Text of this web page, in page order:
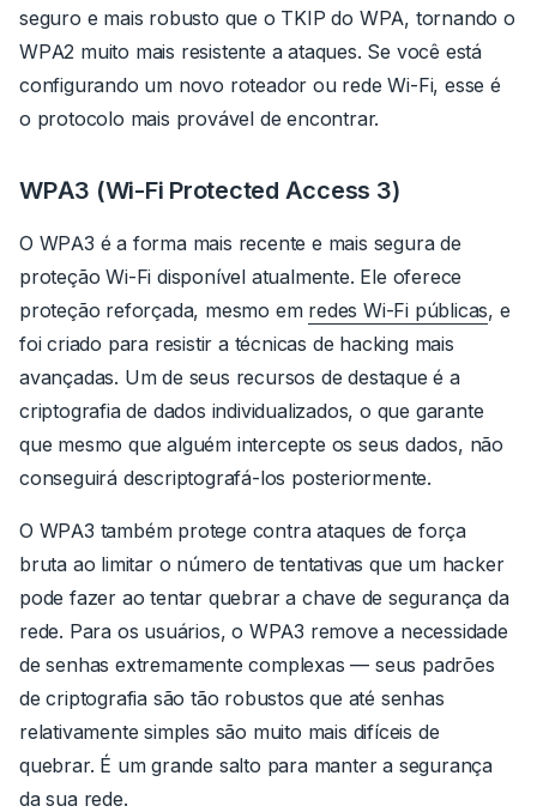
seguro e mais robusto que o TKIP do WPA, tornando o
WPA2 muito mais resistente a ataques. Se você está
configurando um novo roteador ou rede Wi-Fi, esse é
o protocolo mais provável de encontrar.
WPA3 (Wi-Fi Protected Access 3)
O WPA3 é a forma mais recente e mais segura de
proteção Wi-Fi disponível atualmente. Ele oferece
proteção reforçada, mesmo em redes Wi-Fi públicas, e
foi criado para resistir a técnicas de hacking mais
avançadas. Um de seus recursos de destaque é a
criptografia de dados individualizados, o que garante
que mesmo que alguém intercepte os seus dados, não
conseguirá descriptografá-los posteriormente.
O WPA3 também protege contra ataques de força
bruta ao limitar o número de tentativas que um hacker
pode fazer ao tentar quebrar a chave de segurança da
rede. Para os usuários, o WPA3 remove a necessidade
de senhas extremamente complexas — seus padrões
de criptografia são tão robustos que até senhas
relativamente simples são muito mais difíceis de
quebrar. É um grande salto para manter a segurança
da sua rede.